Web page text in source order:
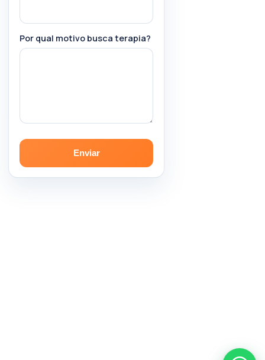
Por qual motivo busca terapia?
Enviar